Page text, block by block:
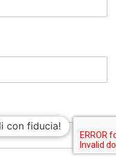
con fiducia!